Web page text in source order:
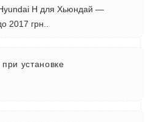
H для Хьюндай —
2017 грн..
установке